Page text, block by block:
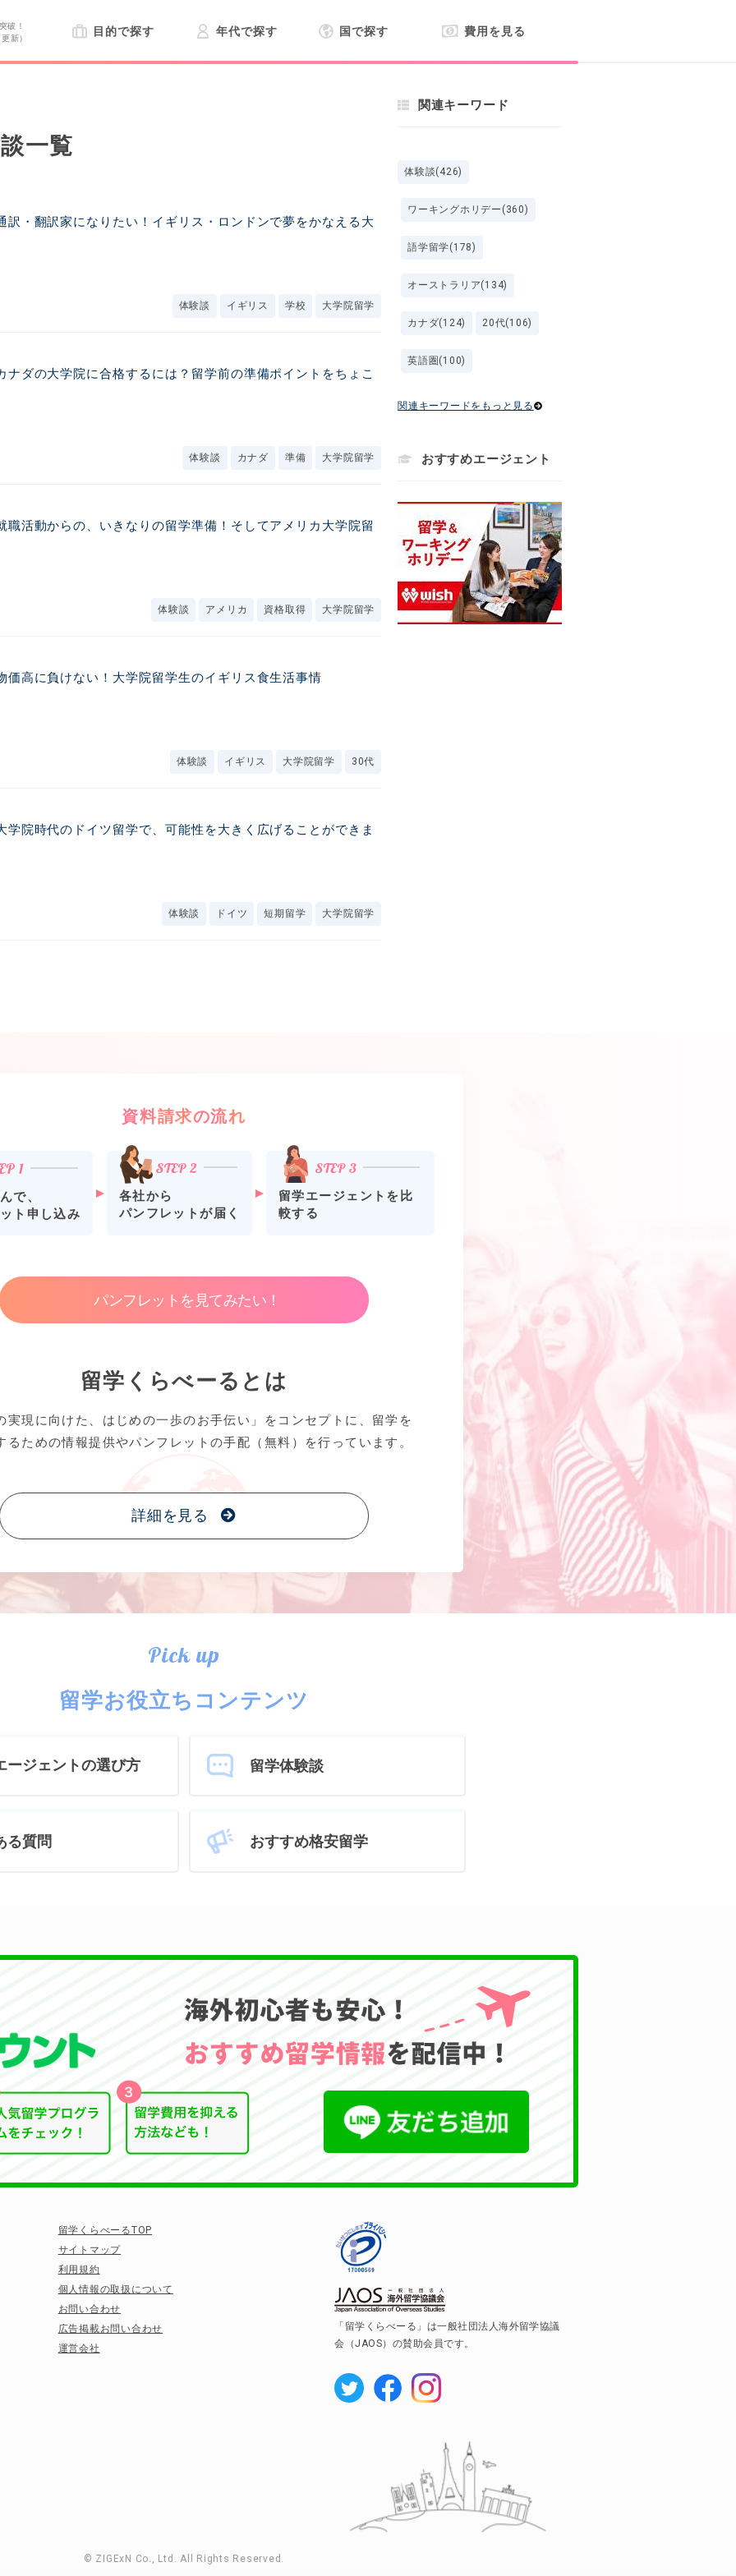
破！
新）
目的で探す 年代で探す 国で探す 費用を見る
一覧
訳・翻訳家になりたい！イギリス・ロンドンで夢をかなえる大
体験談 イギリス 学校 大学院留学
ナダの大学院に合格するには？留学前の準備ポイントをちょこ
体験談 カナダ 準備 大学院留学
職活動からの、いきなりの留学準備！そしてアメリカ大学院留
体験談 アメリカ 資格取得 大学院留学
価高に負けない！大学院留学生のイギリス食生活事情
体験談 イギリス 大学院留学 30代
学院時代のドイツ留学で、可能性を大きく広げることができま
体験談 ドイツ 短期留学 大学院留学
関連キーワード
体験談(426)
ワーキングホリデー(360)
語学留学(178)
オーストラリア(134)
カナダ(124) 20代(106)
英語圏(100)
関連キーワードをもっと見る
おすすめエージェント
資料請求の流れ
で、
ト申し込み
各社から
パンフレットが届く
留学エージェントを比
較する
パンフレットを見てみたい！
留学くらべーるとは
実現に向けた、はじめの一歩のお手伝い」をコンセプトに、留学を
るための情報提供やパンフレットの手配（無料）を行っています。
詳細を見る
Pick up
留学お役立ちコンテンツ
ージェントの選び方 留学体験談
る質問 おすすめ格安留学
留学くらべーるTOP
サイトマップ
利用規約
個人情報の取扱について
お問い合わせ
広告掲載お問い合わせ
運営会社
「留学くらべーる」は一般社団法人海外留学協議
会（JAOS）の賛助会員です。
© ZIGExN Co., Ltd. All Rights Reserved.